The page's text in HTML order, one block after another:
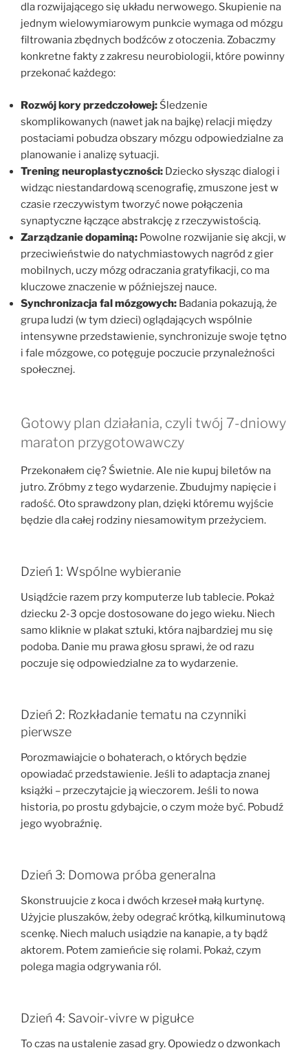
dla rozwijającego się układu nerwowego. Skupienie na
jednym wielowymiarowym punkcie wymaga od mózgu
filtrowania zbędnych bodźców z otoczenia. Zobaczmy
konkretne fakty z zakresu neurobiologii, które powinny
przekonać każdego:
Rozwój kory przedczołowej: Śledzenie
skomplikowanych (nawet jak na bajkę) relacji między
postaciami pobudza obszary mózgu odpowiedzialne za
planowanie i analizę sytuacji.
Trening neuroplastyczności: Dziecko słysząc dialogi i
widząc niestandardową scenografię, zmuszone jest w
czasie rzeczywistym tworzyć nowe połączenia
synaptyczne łączące abstrakcję z rzeczywistością.
Zarządzanie dopaminą: Powolne rozwijanie się akcji, w
przeciwieństwie do natychmiastowych nagród z gier
mobilnych, uczy mózg odraczania gratyfikacji, co ma
kluczowe znaczenie w późniejszej nauce.
Synchronizacja fal mózgowych: Badania pokazują, że
grupa ludzi (w tym dzieci) oglądających wspólnie
intensywne przedstawienie, synchronizuje swoje tętno
i fale mózgowe, co potęguje poczucie przynależności
społecznej.
Gotowy plan działania, czyli twój 7-dniowy
maraton przygotowawczy
Przekonałem cię? Świetnie. Ale nie kupuj biletów na
jutro. Zróbmy z tego wydarzenie. Zbudujmy napięcie i
radość. Oto sprawdzony plan, dzięki któremu wyjście
będzie dla całej rodziny niesamowitym przeżyciem.
Dzień 1: Wspólne wybieranie
Usiądźcie razem przy komputerze lub tablecie. Pokaż
dziecku 2-3 opcje dostosowane do jego wieku. Niech
samo kliknie w plakat sztuki, która najbardziej mu się
podoba. Danie mu prawa głosu sprawi, że od razu
poczuje się odpowiedzialne za to wydarzenie.
Dzień 2: Rozkładanie tematu na czynniki
pierwsze
Porozmawiajcie o bohaterach, o których będzie
opowiadać przedstawienie. Jeśli to adaptacja znanej
książki – przeczytajcie ją wieczorem. Jeśli to nowa
historia, po prostu gdybajcie, o czym może być. Pobudź
jego wyobraźnię.
Dzień 3: Domowa próba generalna
Skonstruujcie z koca i dwóch krzeseł małą kurtynę.
Użyjcie pluszaków, żeby odegrać krótką, kilkuminutową
scenkę. Niech maluch usiądzie na kanapie, a ty bądź
aktorem. Potem zamieńcie się rolami. Pokaż, czym
polega magia odgrywania ról.
Dzień 4: Savoir-vivre w pigułce
To czas na ustalenie zasad gry. Opowiedz o dzwonkach